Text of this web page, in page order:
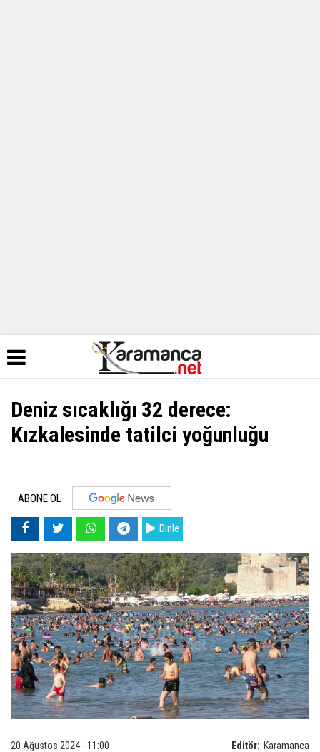
Deniz sıcaklığı 32 derece:
Kızkalesinde tatilci yoğunluğu
ABONE OL
Dinle
Editör: Karamanca
20 Ağustos 2024 - 11:00